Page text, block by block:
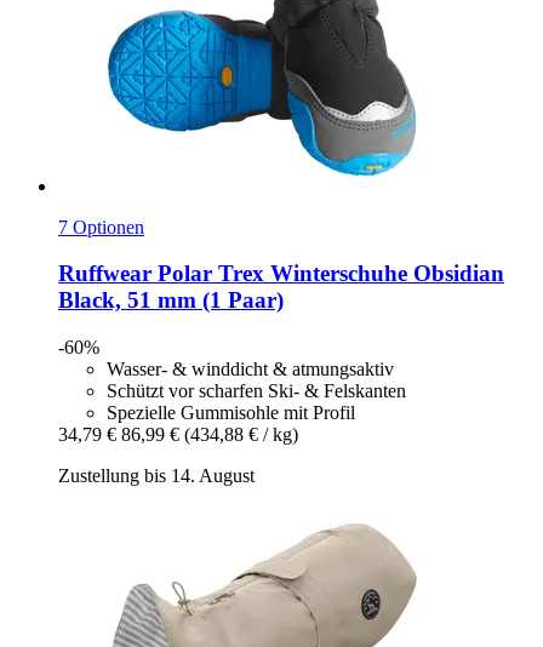
7 Optionen
Ruffwear Polar Trex Winterschuhe Obsidian
Black, 51 mm (1 Paar)
-60%
Wasser- & winddicht & atmungsaktiv
Schützt vor scharfen Ski- & Felskanten
Spezielle Gummisohle mit Profil
34,79 € 86,99 € (434,88 € / kg)
Zustellung bis 14. August